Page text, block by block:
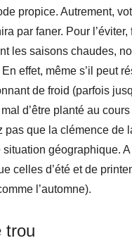
propice. Autrement,
par faner. Pour l’éviter,
les saisons chaudes,
effet, même s’il peut
de froid (parfois
mal d’être planté au
pas que la clémence de
géographique. A
celles d’été et de
l’automne).
trou